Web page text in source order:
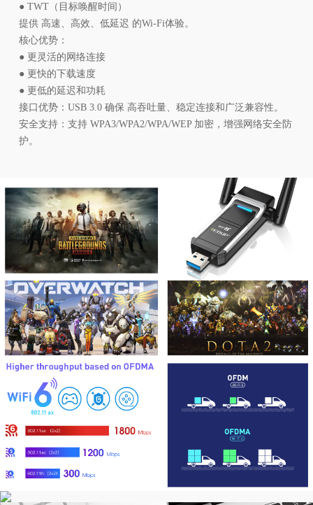
● TWT（目标唤醒时间）
提供 高速、高效、低延迟 的Wi-Fi体验。
核心优势：
● 更灵活的网络连接
● 更快的下载速度
● 更低的延迟和功耗
接口优势：USB 3.0 确保 高吞吐量、稳定连接和广泛兼容性。
安全支持：支持 WPA3/WPA2/WPA/WEP 加密，增强网络安全防
护。